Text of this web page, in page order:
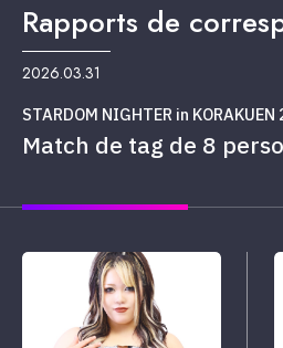
Rapports de
2026.03.31
STARDOM NIGHTER in
Match de tag de 8